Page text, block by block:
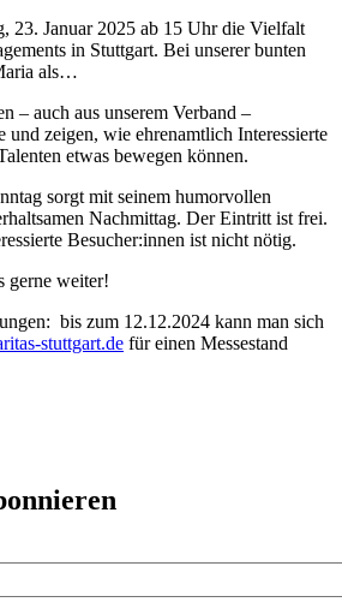
23. Januar 2025 ab 15 Uhr die Vielfalt
in Stuttgart. Bei unserer bunten
als…
– auch aus unserem Verband –
und zeigen, wie ehrenamtlich Interessierte
etwas bewegen können.
sorgt mit seinem humorvollen
Nachmittag. Der Eintritt ist frei.
Besucher:innen ist nicht nötig.
gerne weiter!
bis zum 12.12.2024 kann man sich
stuttgart.de für einen Messestand